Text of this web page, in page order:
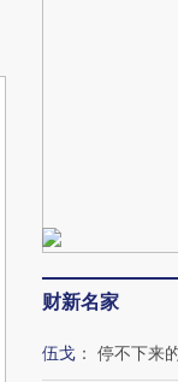
财新名家
伍戈 ： 停不下来